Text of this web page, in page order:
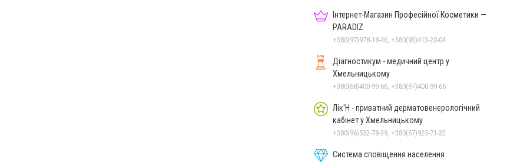
Інтернет-Магазин Професійної Косметики —
PARADIZ
+380(97)978-18-46, +380(93)413-20-04
Діагностикум - медичний центр у
Хмельницькому
+380(68)400-99-66, +380(97)400-99-66
Лік'Н - приватний дерматовенерологічний
кабінет у Хмельницькому
+380(96)532-78-39, +380(67)925-71-32
Система сповіщення населення